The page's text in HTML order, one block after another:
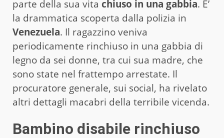
parte della sua vita chiuso in una gabbia. E’
la drammatica scoperta dalla polizia in
Venezuela. Il ragazzino veniva
periodicamente rinchiuso in una gabbia di
legno da sei donne, tra cui sua madre, che
sono state nel frattempo arrestate. Il
procuratore generale, sui social, ha rivelato
altri dettagli macabri della terribile vicenda.
Bambino disabile rinchiuso